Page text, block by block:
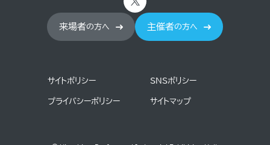
来場者の方へ 主催者の方へ
サイトポリシー SNSポリシー
プライバシーポリシー サイトマップ